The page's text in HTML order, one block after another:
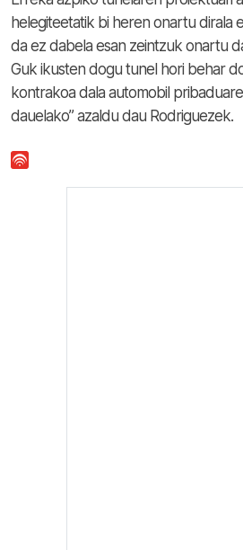
helegiteetatik bi heren onartu dirala
da ez dabela esan zeintzuk onartu
Guk ikusten dogu tunel hori behar
kontrakoa dala automobil
dauelako” azaldu dau Rodriguezek.